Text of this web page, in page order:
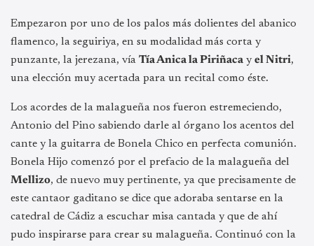
Empezaron por uno de los palos más dolientes del abanico
flamenco, la seguiriya, en su modalidad más corta y
punzante, la jerezana, vía Tía Anica la Piriñaca yel Nitri,
una elección muy acertada para un recital como éste.
Los acordes de la malagueña nos fueron estremeciendo,
Antonio del Pino sabiendo darle al órgano los acentos del
cante y la guitarra de Bonela Chico en perfecta comunión.
Bonela Hijo comenzó por el prefacio de la malagueña del
Mellizo, de nuevo muy pertinente, ya que precisamente de
este cantaor gaditano se dice que adoraba sentarse en la
catedral de Cádiz a escuchar misa cantada y que de ahí
pudo inspirarse para crear su malagueña. Continuó con la